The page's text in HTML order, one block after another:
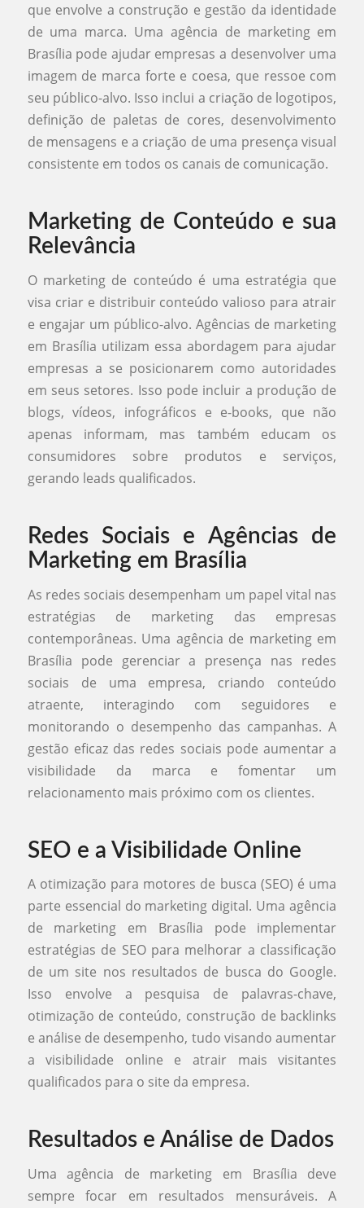
que envolve a construção e gestão da identidade
de uma marca. Uma agência de marketing em
Brasília pode ajudar empresas a desenvolver uma
imagem de marca forte e coesa, que ressoe com
seu público-alvo. Isso inclui a criação de logotipos,
definição de paletas de cores, desenvolvimento
de mensagens e a criação de uma presença visual
consistente em todos os canais de comunicação.
Marketing de Conteúdo e sua
Relevância
O marketing de conteúdo é uma estratégia que
visa criar e distribuir conteúdo valioso para atrair
e engajar um público-alvo. Agências de marketing
em Brasília utilizam essa abordagem para ajudar
empresas a se posicionarem como autoridades
em seus setores. Isso pode incluir a produção de
blogs, vídeos, infográficos e e-books, que não
apenas informam, mas também educam os
consumidores sobre produtos e serviços,
gerando leads qualificados.
Redes Sociais e Agências de
Marketing em Brasília
As redes sociais desempenham um papel vital nas
estratégias de marketing das empresas
contemporâneas. Uma agência de marketing em
Brasília pode gerenciar a presença nas redes
sociais de uma empresa, criando conteúdo
atraente, interagindo com seguidores e
monitorando o desempenho das campanhas. A
gestão eficaz das redes sociais pode aumentar a
visibilidade da marca e fomentar um
relacionamento mais próximo com os clientes.
SEO e a Visibilidade Online
A otimização para motores de busca (SEO) é uma
parte essencial do marketing digital. Uma agência
de marketing em Brasília pode implementar
estratégias de SEO para melhorar a classificação
de um site nos resultados de busca do Google.
Isso envolve a pesquisa de palavras-chave,
otimização de conteúdo, construção de backlinks
e análise de desempenho, tudo visando aumentar
a visibilidade online e atrair mais visitantes
qualificados para o site da empresa.
Resultados e Análise de Dados
Uma agência de marketing em Brasília deve
sempre focar em resultados mensuráveis. A